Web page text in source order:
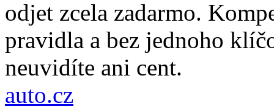
odjet zcela zadarmo.
pravidla a bez jednoho
neuvidíte ani cent.
auto.cz